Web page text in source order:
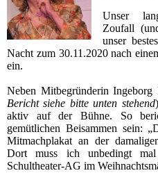
Unser
Zoufall
unser
Nacht zum 30.11.2020 nach
ein.
Neben Mitbegründerin Ingeborg
Bericht siehe bitte unten stehend
aktiv auf der Bühne. So
gemütlichen Beisammen sein:
Mitmachplakat an der
Dort muss ich unbedingt
Schultheater-AG im